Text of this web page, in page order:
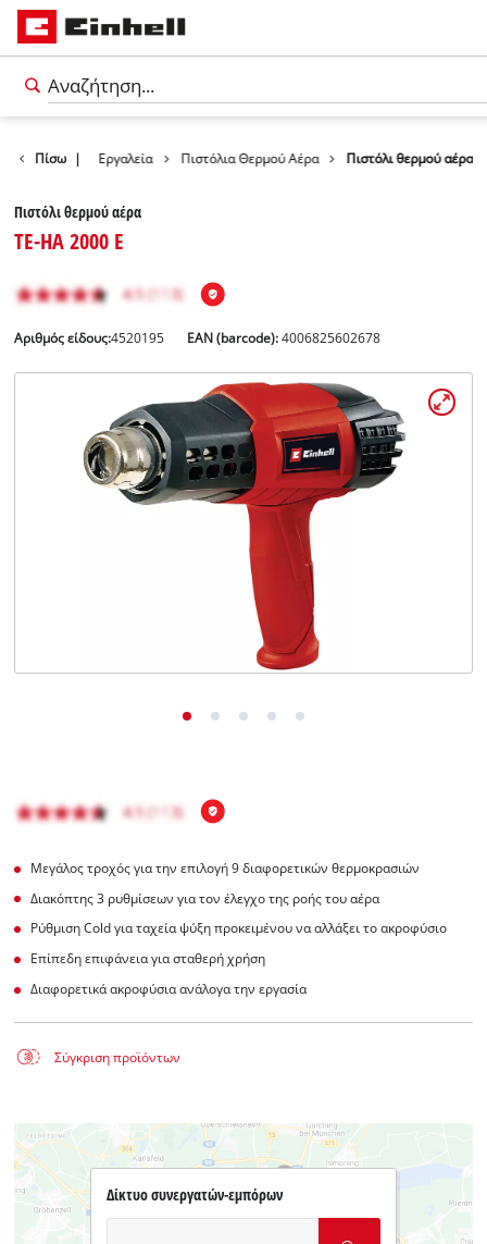
Ελληνικά
Πίσω |
Προϊόντα Εργαλεία Πιστόλια Θερμού Αέρα Πιστόλι θερμού αέρα
Πιστόλι θερμού αέρα
TE-HA 2000 E
Αριθμός είδους:4520195 EAN (barcode):4006825602678
Μεγάλος τροχός για την επιλογή 9 διαφορετικών θερμοκρασιών
Διακόπτης 3 ρυθμίσεων για τον έλεγχο της ροής του αέρα
Ρύθμιση Cold για ταχεία ψύξη προκειμένου να αλλάξει το ακροφύσιο
Επίπεδη επιφάνεια για σταθερή χρήση
Διαφορετικά ακροφύσια ανάλογα την εργασία
Σύγκριση προϊόντων
Δίκτυο συνεργατών-εμπόρων